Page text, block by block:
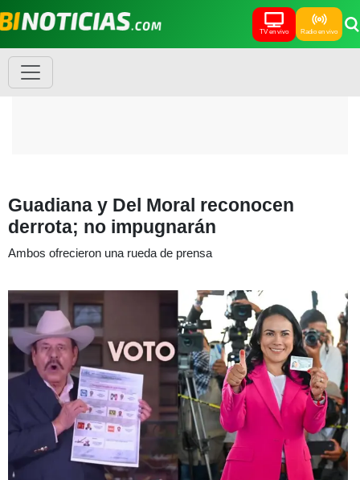
TV en vivo Radio en vivo
Guadiana y Del Moral reconocen
derrota; no impugnarán
Ambos ofrecieron una rueda de prensa